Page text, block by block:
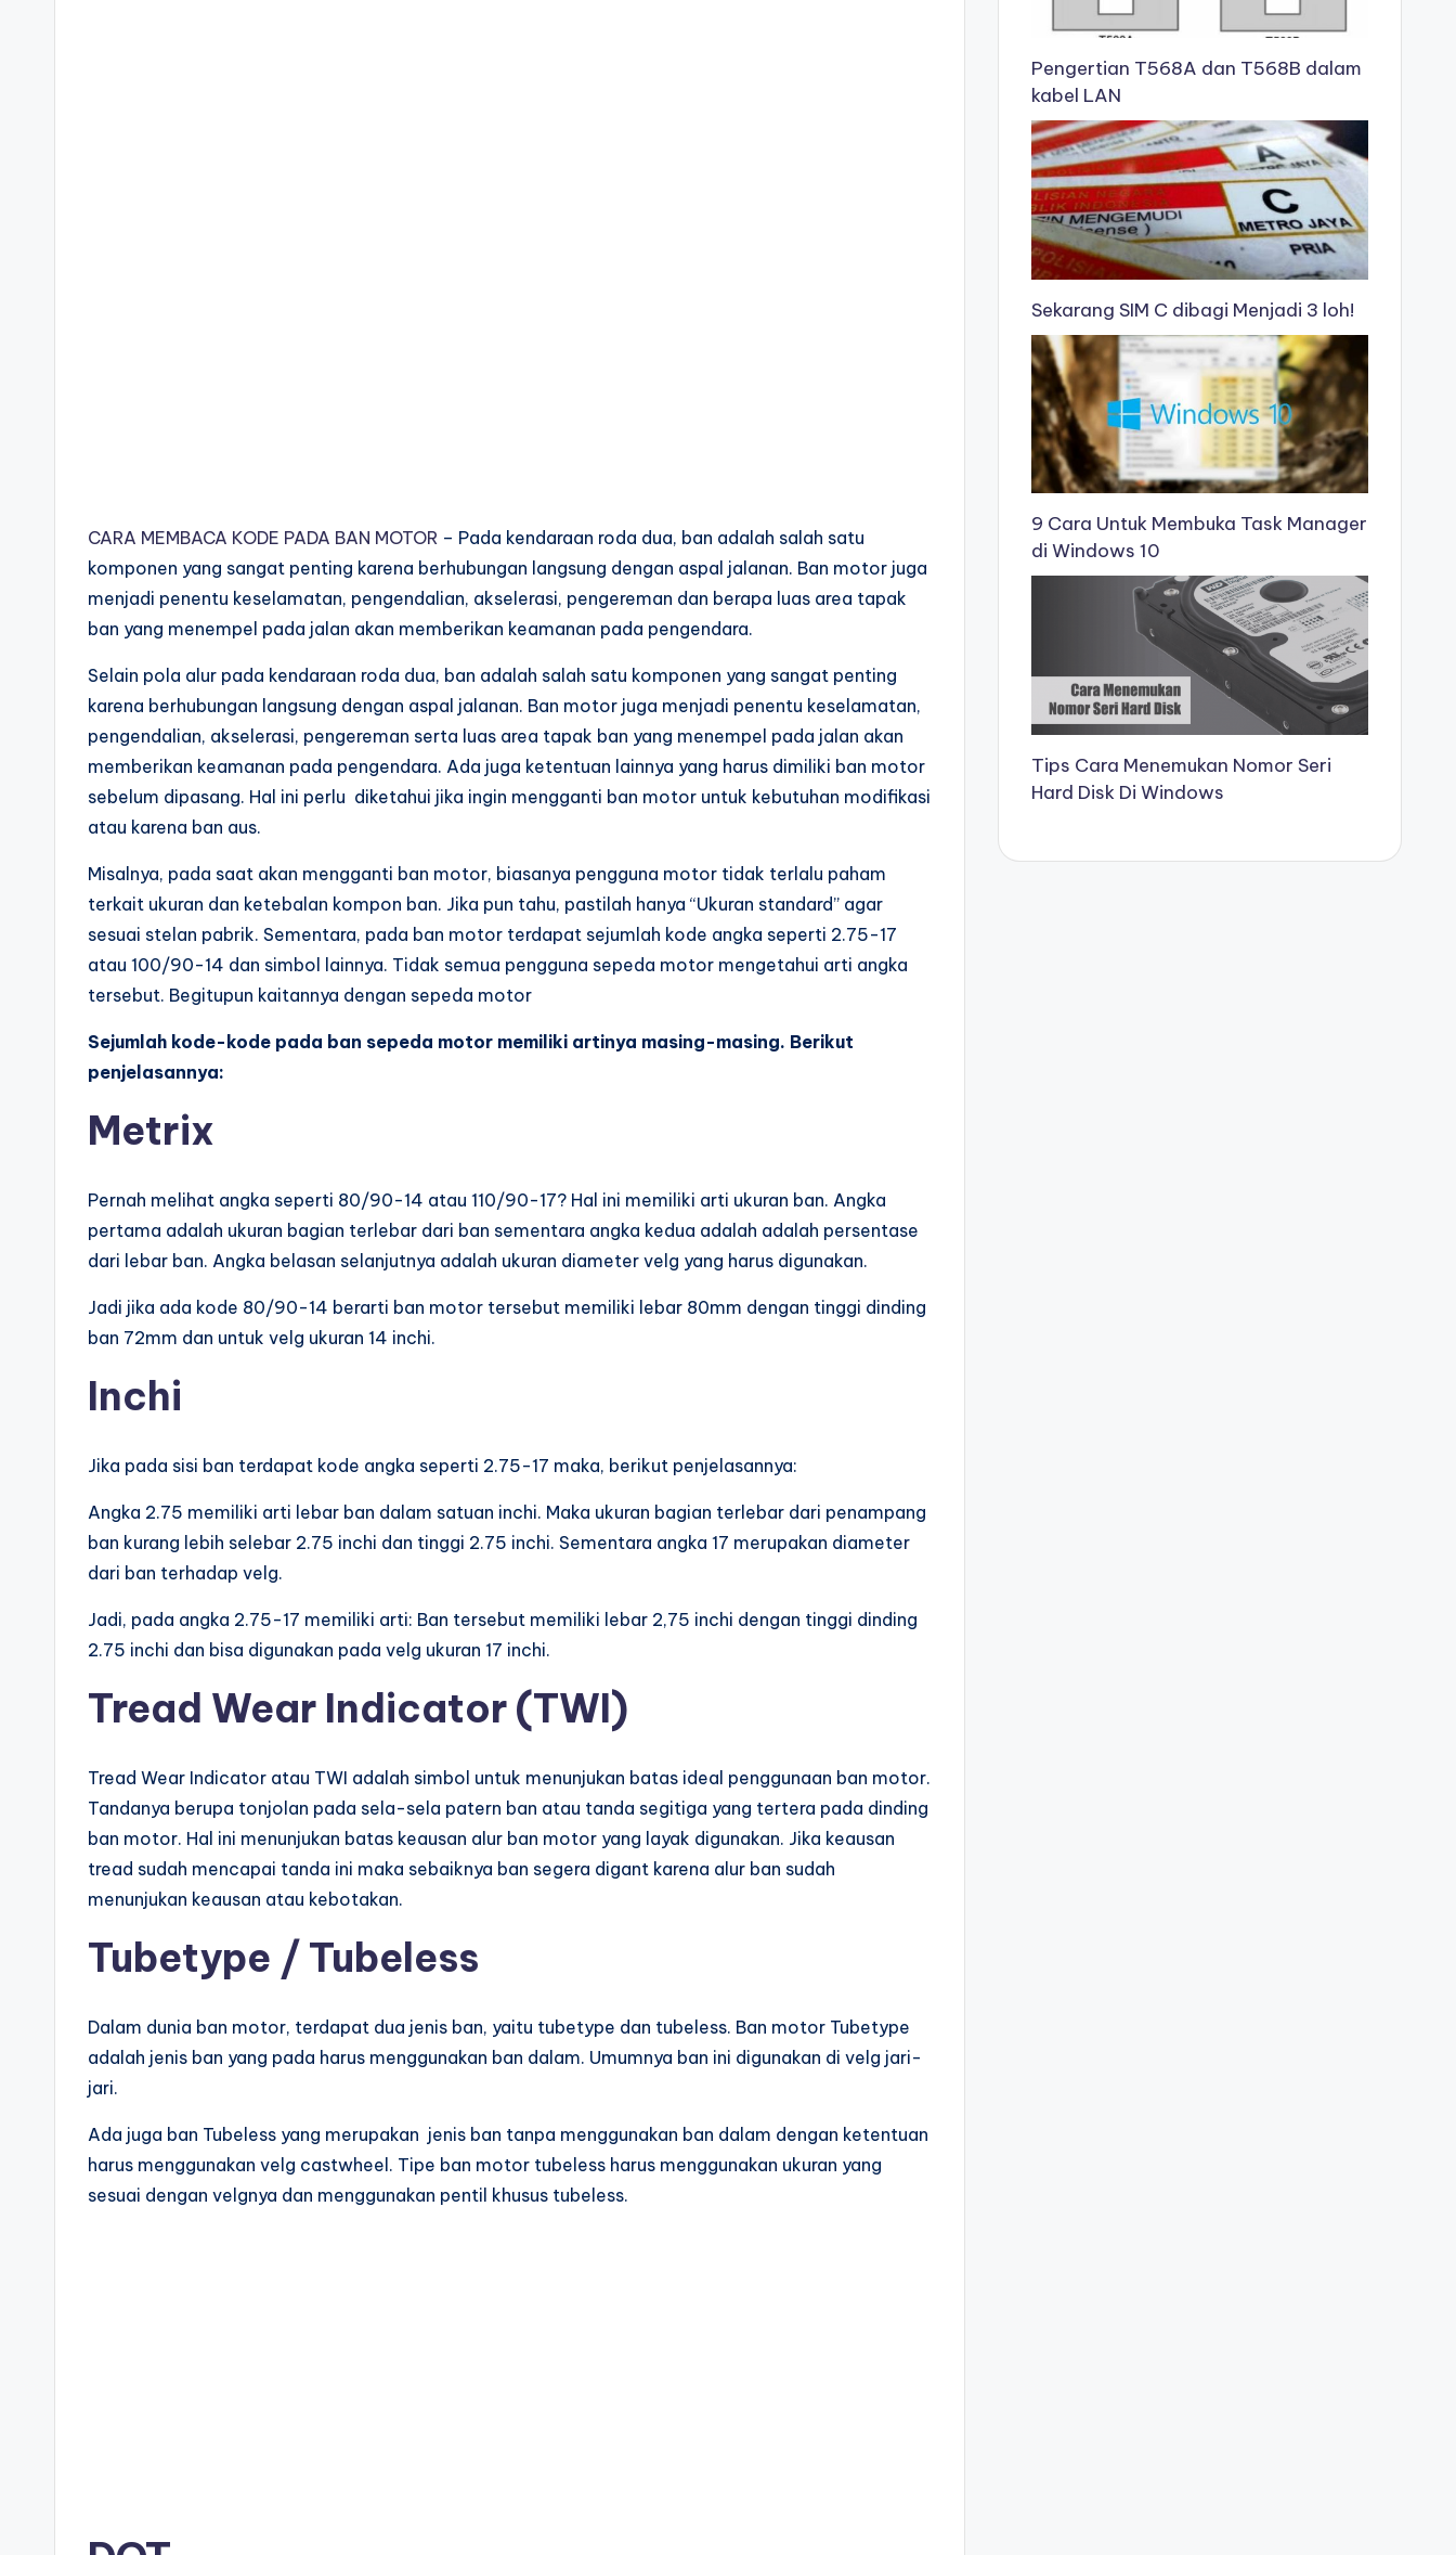
CARA MEMBACA KODE PADA BAN MOTOR – Pada kendaraan roda dua, ban adalah salah satu
komponen yang sangat penting karena berhubungan langsung dengan aspal jalanan. Ban motor juga
menjadi penentu keselamatan, pengendalian, akselerasi, pengereman dan berapa luas area tapak
ban yang menempel pada jalan akan memberikan keamanan pada pengendara.
Selain pola alur pada kendaraan roda dua, ban adalah salah satu komponen yang sangat penting
karena berhubungan langsung dengan aspal jalanan. Ban motor juga menjadi penentu keselamatan,
pengendalian, akselerasi, pengereman serta luas area tapak ban yang menempel pada jalan akan
memberikan keamanan pada pengendara. Ada juga ketentuan lainnya yang harus dimiliki ban motor
sebelum dipasang. Hal ini perlu diketahui jika ingin mengganti ban motor untuk kebutuhan modifikasi
atau karena ban aus.
Misalnya, pada saat akan mengganti ban motor, biasanya pengguna motor tidak terlalu paham
terkait ukuran dan ketebalan kompon ban. Jika pun tahu, pastilah hanya “Ukuran standard” agar
sesuai stelan pabrik. Sementara, pada ban motor terdapat sejumlah kode angka seperti 2.75-17
atau 100/90-14 dan simbol lainnya. Tidak semua pengguna sepeda motor mengetahui arti angka
tersebut. Begitupun kaitannya dengan sepeda motor
Sejumlah kode-kode pada ban sepeda motor memiliki artinya masing-masing. Berikut
penjelasannya:
Metrix
Pernah melihat angka seperti 80/90-14 atau 110/90-17? Hal ini memiliki arti ukuran ban. Angka
pertama adalah ukuran bagian terlebar dari ban sementara angka kedua adalah adalah persentase
dari lebar ban. Angka belasan selanjutnya adalah ukuran diameter velg yang harus digunakan.
Jadi jika ada kode 80/90-14 berarti ban motor tersebut memiliki lebar 80mm dengan tinggi dinding
ban 72mm dan untuk velg ukuran 14 inchi.
Inchi
Jika pada sisi ban terdapat kode angka seperti 2.75-17 maka, berikut penjelasannya:
Angka 2.75 memiliki arti lebar ban dalam satuan inchi. Maka ukuran bagian terlebar dari penampang
ban kurang lebih selebar 2.75 inchi dan tinggi 2.75 inchi. Sementara angka 17 merupakan diameter
dari ban terhadap velg.
Jadi, pada angka 2.75-17 memiliki arti: Ban tersebut memiliki lebar 2,75 inchi dengan tinggi dinding
2.75 inchi dan bisa digunakan pada velg ukuran 17 inchi.
Tread Wear Indicator (TWI)
Tread Wear Indicator atau TWI adalah simbol untuk menunjukan batas ideal penggunaan ban motor.
Tandanya berupa tonjolan pada sela-sela patern ban atau tanda segitiga yang tertera pada dinding
ban motor. Hal ini menunjukan batas keausan alur ban motor yang layak digunakan. Jika keausan
tread sudah mencapai tanda ini maka sebaiknya ban segera digant karena alur ban sudah
menunjukan keausan atau kebotakan.
Tubetype / Tubeless
Dalam dunia ban motor, terdapat dua jenis ban, yaitu tubetype dan tubeless. Ban motor Tubetype
adalah jenis ban yang pada harus menggunakan ban dalam. Umumnya ban ini digunakan di velg jari-
jari.
Ada juga ban Tubeless yang merupakan jenis ban tanpa menggunakan ban dalam dengan ketentuan
harus menggunakan velg castwheel. Tipe ban motor tubeless harus menggunakan ukuran yang
sesuai dengan velgnya dan menggunakan pentil khusus tubeless.
Pengertian T568A dan T568B dalam
kabel LAN
Sekarang SIM C dibagi Menjadi 3 loh!
9 Cara Untuk Membuka Task Manager
di Windows 10
Tips Cara Menemukan Nomor Seri
Hard Disk Di Windows